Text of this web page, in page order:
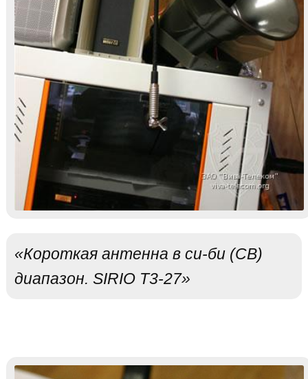
«Короткая антенна в си-би (CB)
диапазон. SIRIO T3-27»